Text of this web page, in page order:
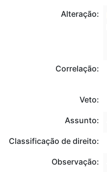
Alteração:
Correlação:
Veto:
Assunto:
Classificação de direito:
Observação: